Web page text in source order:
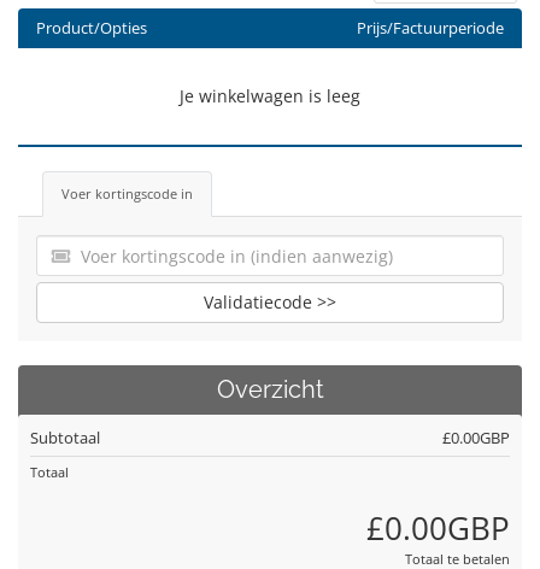
Product/Opties Prijs/Factuurperiode
Je winkelwagen is leeg
Voer kortingscode in
Validatiecode >>
Overzicht
Subtotaal £0.00GBP
Totaal
£0.00GBP
Totaal te betalen